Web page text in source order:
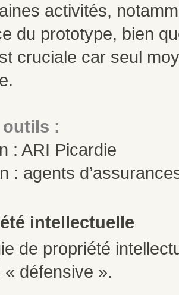
activités,
du prototype, bien
cruciale car seul
:
: ARI Picardie
: agents
intellectuelle
de propriété
« défensive ».